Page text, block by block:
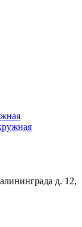
д. 12,